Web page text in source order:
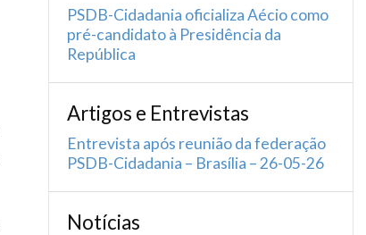
PSDB-Cidadania oficializa Aécio como
pré-candidato à Presidência da
República
Artigos e Entrevistas
Entrevista após reunião da federação
PSDB-Cidadania – Brasília – 26-05-26
Notícias